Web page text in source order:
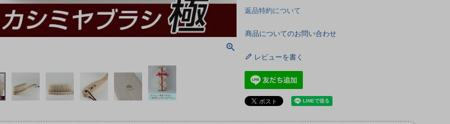
返品特約について
商品についてのお問い合わせ
レビューを書く